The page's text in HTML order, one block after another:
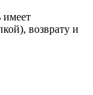
имеет
возврату и